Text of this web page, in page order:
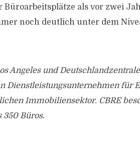
Büroarbeitsplätze als vor zwei
noch deutlich unter dem
Angeles und
Dienstleistungsunternehmen für
Immobiliensektor. CBRE
Büros.